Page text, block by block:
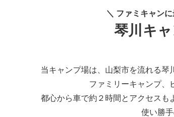
＼ ファミキャン
琴川キ
当キャンプ場は、山梨市を流れる琴
ファミリーキャンプ、
都心から車で約２時間とアクセスも
使い勝